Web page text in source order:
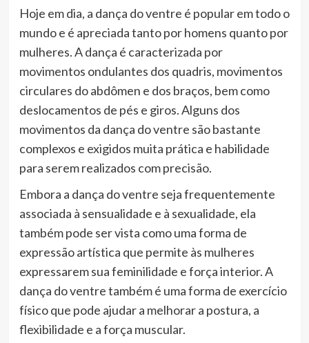
Hoje em dia, a dança do ventre é popular em todo o
mundo e é apreciada tanto por homens quanto por
mulheres. A dança é caracterizada por
movimentos ondulantes dos quadris, movimentos
circulares do abdômen e dos braços, bem como
deslocamentos de pés e giros. Alguns dos
movimentos da dança do ventre são bastante
complexos e exigidos muita prática e habilidade
para serem realizados com precisão.
Embora a dança do ventre seja frequentemente
associada à sensualidade e à sexualidade, ela
também pode ser vista como uma forma de
expressão artística que permite às mulheres
expressarem sua feminilidade e força interior. A
dança do ventre também é uma forma de exercício
físico que pode ajudar a melhorar a postura, a
flexibilidade e a força muscular.